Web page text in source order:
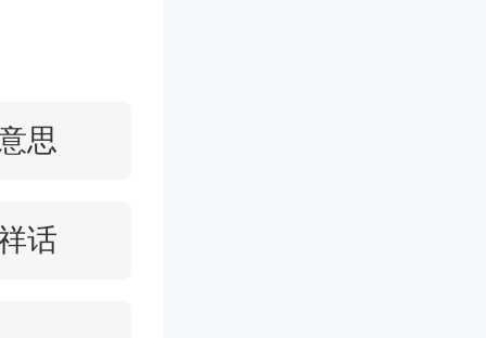
思
话